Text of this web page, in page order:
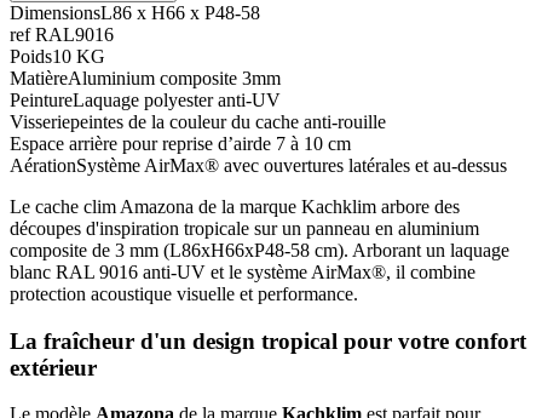
DimensionsL86 x H66 x P48-58
ref RAL9016
Poids10 KG
MatièreAluminium composite 3mm
PeintureLaquage polyester anti-UV
Visseriepeintes de la couleur du cache anti-rouille
Espace arrière pour reprise d’airde 7 à 10 cm
AérationSystème AirMax® avec ouvertures latérales et au-dessus
Le cache clim Amazona de la marque Kachklim arbore des
découpes d'inspiration tropicale sur un panneau en aluminium
composite de 3 mm (L86xH66xP48-58 cm). Arborant un laquage
blanc RAL 9016 anti-UV et le système AirMax®, il combine
protection acoustique visuelle et performance.
La fraîcheur d'un design tropical pour votre confort
extérieur